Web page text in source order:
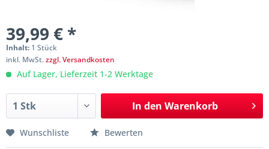
39,99 € *
Inhalt: 1 Stück
inkl. MwSt.zzgl. Versandkosten
Auf Lager, Lieferzeit 1-2 Werktage
In den Warenkorb
Wunschliste Bewerten